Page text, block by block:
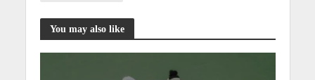
You may also like